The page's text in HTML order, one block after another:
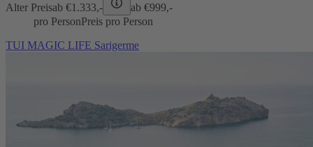
Alter Preisab €1.333,- ab €999,-
pro PersonPreis pro Person
TUI MAGIC LIFE Sarigerme